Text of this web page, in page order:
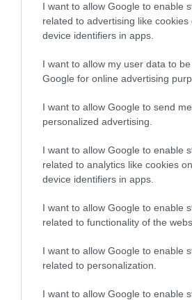
I want to allow Google to enable
related to advertising like cookies
device identifiers in apps.
I want to allow my user data to
Google for online advertising
I want to allow Google to send me
personalized advertising.
I want to allow Google to enable
related to analytics like cookies
device identifiers in apps.
I want to allow Google to enable
related to functionality of the
I want to allow Google to enable
related to personalization.
I want to allow Google to enable